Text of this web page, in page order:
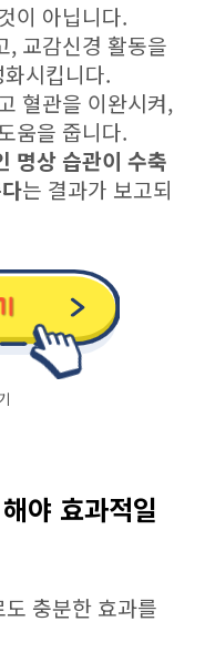
이 아닙니다.
, 교감신경 활동을
시킵니다.
혈관을 이완시켜,
움을 줍니다.
명상 습관이 수축
는 결과가 보고되
야 효과적일
충분한 효과를